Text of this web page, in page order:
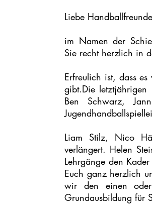
Liebe
im Namen der
Sie recht herzlich in
Erfreulich ist, dass
gibt.Die letztjährigen
Ben Schwarz,
Liam Stilz, Nico
verlängert. Helen
Lehrgänge den
Euch ganz herzlich
wir den einen
Grundausbildung für